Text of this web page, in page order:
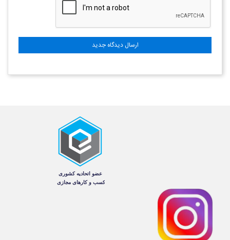
ارسال دیدگاه جدید